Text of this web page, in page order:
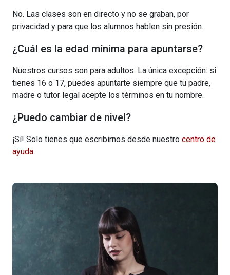
No. Las clases son en directo y no se graban, por
privacidad y para que los alumnos hablen sin presión.
¿Cuál es la edad mínima para apuntarse?
Nuestros cursos son para adultos. La única excepción: si
tienes 16 o 17, puedes apuntarte siempre que tu padre,
madre o tutor legal acepte los términos en tu nombre.
¿Puedo cambiar de nivel?
¡Sí! Solo tienes que escribirnos desde nuestro centro de
ayuda.